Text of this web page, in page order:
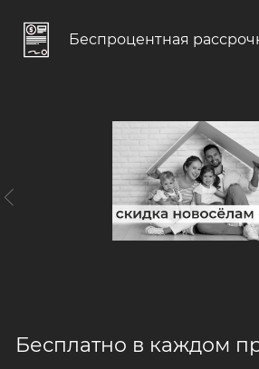
Беспроцентная
Дизайн-проект
Консультация специалиста
Чистота и порядок
С учетом ваших пожеланий
С учетом особенностей помещения